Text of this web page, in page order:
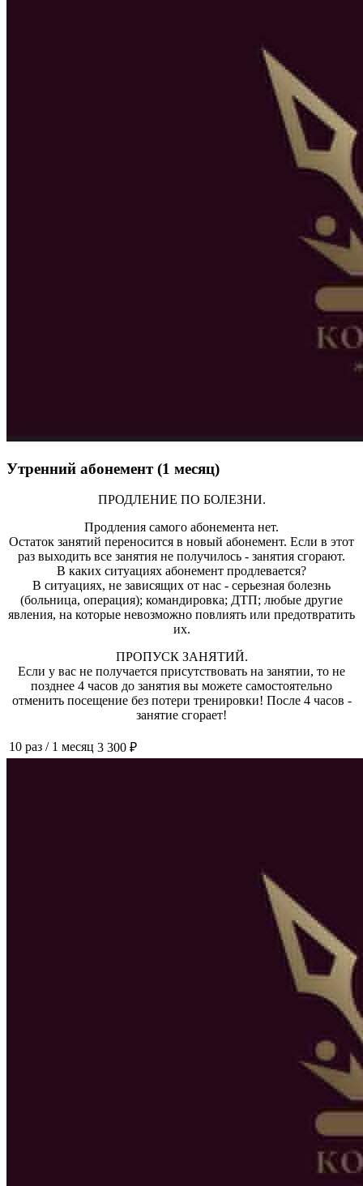
Утренний абонемент (1 месяц)
ПРОДЛЕНИЕ ПО БОЛЕЗНИ.
Продления самого абонемента нет.
Остаток занятий переносится в новый абонемент. Если в этот
раз выходить все занятия не получилось - занятия сгорают.
В каких ситуациях абонемент продлевается?
В ситуациях, не зависящих от нас - серьезная болезнь
(больница, операция); командировка; ДТП; любые другие
явления, на которые невозможно повлиять или предотвратить
их.
ПРОПУСК ЗАНЯТИЙ.
Если у вас не получается присутствовать на занятии, то не
позднее 4 часов до занятия вы можете самостоятельно
отменить посещение без потери тренировки! После 4 часов -
занятие сгорает!
10 раз / 1 месяц 3 300 ₽